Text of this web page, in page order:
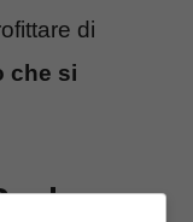
di
che si